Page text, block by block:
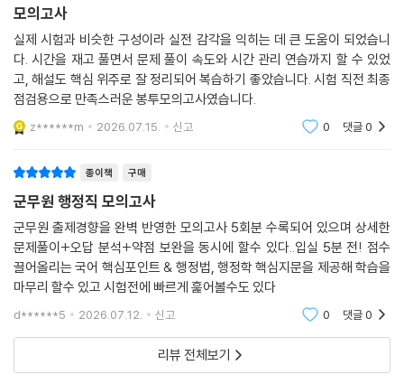
지문으로 학습 마무리
1) 군무원 국어 시험에서 빈출되는 맞춤법, 띄어쓰기, 표준어, 표준발음,
외래어, 로마자 표기, 한자성어를 따로 정리하여 수록하였습니다. 이를 통
해 시험 직전 핵심포인트들을 효율적으로 확인할 수 있습니다.
2) 행정법, 행정학 문제의 지문들 중 다시 한번 짚고 넘어가야 할 핵심지문
들을 엄선하여 수록하였습니다. 이를 통해 시험 직전 행정법, 행정학의 주
+ 성적 분석 서비스
1) OMR 답안지 및 해설집 내 QR코드를 인식하여 모바일 OMR에 답안을
입력하면 손쉽게 성적을 확인할 수 있습니다.
2) 각 회차별 성적 분석 결과를 제공하여 본인이 현재 취약한 부분을 자가
진단하고 보완할 수 있습니다.
[군무원 시험 합격을 위한 해커스군무원만의 추가 학습 자료 (해커스군무
원 army.Hackers.com)]
모의고사
실제 시험과 비슷한 구성이라 실전 감각을 익히는 데 큰 도움이 되었습니
다. 시간을 재고 풀면서 문제 풀이 속도와 시간 관리 연습까지 할 수 있었
고, 해설도 핵심 위주로 잘 정리되어 복습하기 좋았습니다. 시험 직전 최종
점검용으로 만족스러운 봉투모의고사였습니다.
종이책
군무원 행정직 모의고사
군무원 출제경향을 완벽 반영한 모의고사 5회분 수록되어 있으며 상세한
문제풀이+오답 분석+약점 보완을 동시에 할수 있다..입실 5분 전! 점수
끌어올리는 국어 핵심포인트 & 행정법, 행정학 핵심지문을 제공해 학습을
마무리 할수 있고 시험전에 빠르게 훑어볼수도 있다
d******5 2026.07.12. 신고 0 댓글0
리뷰 전체보기